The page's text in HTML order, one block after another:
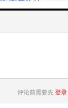
评论前需要先 登录